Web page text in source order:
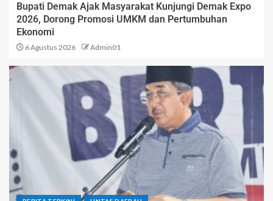
Bupati Demak Ajak Masyarakat Kunjungi Demak Expo
2026, Dorong Promosi UMKM dan Pertumbuhan
Ekonomi
6 Agustus 2026 Admin01